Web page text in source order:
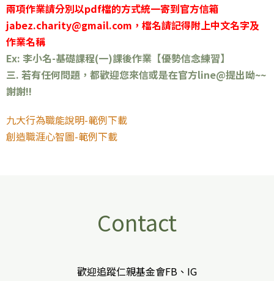
兩項作業請分別以pdf檔的方式統一寄到官方信箱
jabez.charity@gmail.com，檔名請記得附上中文名字及
作業名稱
Ex: 李小名-基礎課程(一)課後作業【優勢信念練習】
三. 若有任何問題，都歡迎您來信或是在官方line@提出呦~~
謝謝!!
九大行為職能說明-範例下載
創造職涯心智圖-範例下載
Contact
歡迎追蹤仁親基金會FB、IG